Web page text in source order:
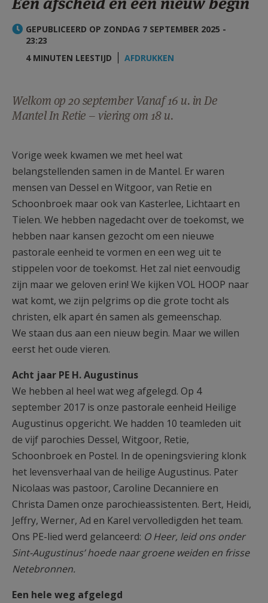
AANMELDEN OF REGISTREREN
GEPUBLICEERD OP ZONDAG 7 SEPTEMBER 2025 -
23:23
4 MINUTEN LEESTIJD
AFDRUKKEN
Welkom op 20 september Vanaf 16 u. in De
Mantel In Retie – viering om 18 u.
Vorige week kwamen we met heel wat
belangstellenden samen in de Mantel. Er waren
mensen van Dessel en Witgoor, van Retie en
Schoonbroek maar ook van Kasterlee, Lichtaart en
Tielen. We hebben nagedacht over de toekomst, we
hebben naar kansen gezocht om een nieuwe
pastorale eenheid te vormen en een weg uit te
stippelen voor de toekomst. Het zal niet eenvoudig
zijn maar we geloven erin! We kijken VOL HOOP naar
wat komt, we zijn pelgrims op die grote tocht als
christen, elk apart én samen als gemeenschap.
We staan dus aan een nieuw begin. Maar we willen
eerst het oude vieren.
Acht jaar PE H. Augustinus
We hebben al heel wat weg afgelegd. Op 4
september 2017 is onze pastorale eenheid Heilige
Augustinus opgericht. We hadden 10 teamleden uit
de vijf parochies Dessel, Witgoor, Retie,
Schoonbroek en Postel. In de openingsviering klonk
het levensverhaal van de heilige Augustinus. Pater
Nicolaas was pastoor, Caroline Decanniere en
Christa Damen onze parochieassistenten. Bert, Heidi,
Jeffry, Werner, Ad en Karel vervolledigden het team.
Ons PE-lied werd gelanceerd: O Heer, leid ons onder
Sint-Augustinus’ hoede naar groene weiden en frisse
Netebronnen.
Een hele weg afgelegd